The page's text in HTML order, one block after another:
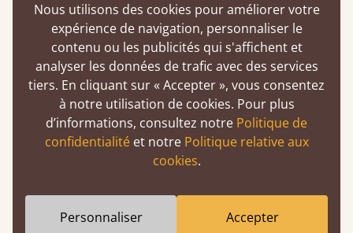
De l'atelier à votre chambre
Un produit de qualité premium peut tout à fait
être abordable si vous l'achetez directement
vous réalisez des économies.
En savoir plus
Nous utilisons des cookies pour améliorer votre
expérience de navigation, personnaliser le
contenu ou les publicités qui s'affichent et
analyser les données de trafic avec des services
tiers. En cliquant sur « Accepter », vous consentez
à notre utilisation de cookies. Pour plus
d’informations, consultez notre Politique de
confidentialitéet notre Politique relative aux
cookies.
Personnaliser Accepter